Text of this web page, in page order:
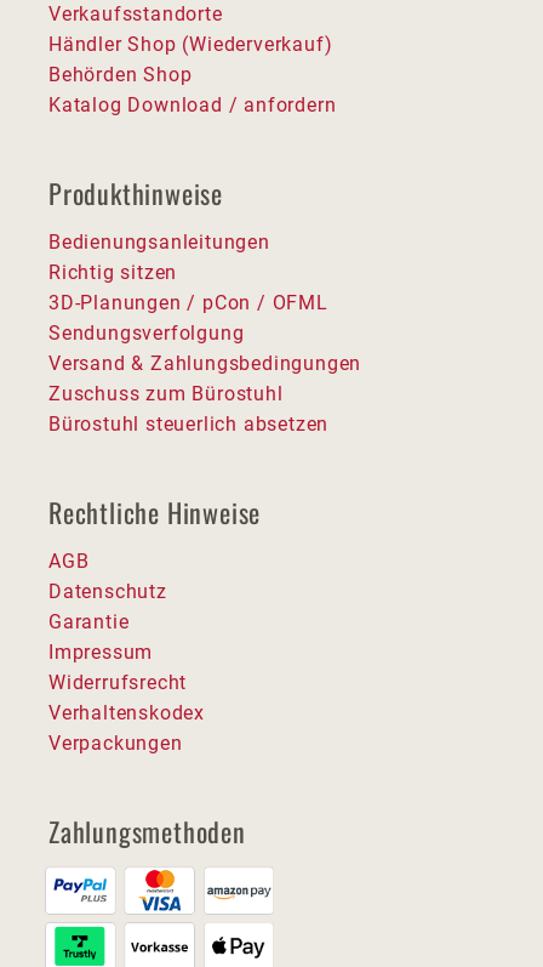
Verkaufsstandorte
Händler Shop (Wiederverkauf)
Behörden Shop
Katalog Download / anfordern
Produkthinweise
Bedienungsanleitungen
Richtig sitzen
3D-Planungen / pCon / OFML
Sendungsverfolgung
Versand & Zahlungsbedingungen
Zuschuss zum Bürostuhl
Bürostuhl steuerlich absetzen
Rechtliche Hinweise
AGB
Datenschutz
Garantie
Impressum
Widerrufsrecht
Verhaltenskodex
Verpackungen
Zahlungsmethoden